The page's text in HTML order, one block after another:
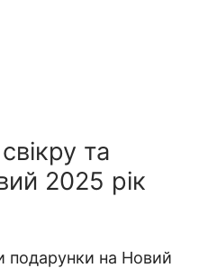
та
2025 рік
подарунки на Новий